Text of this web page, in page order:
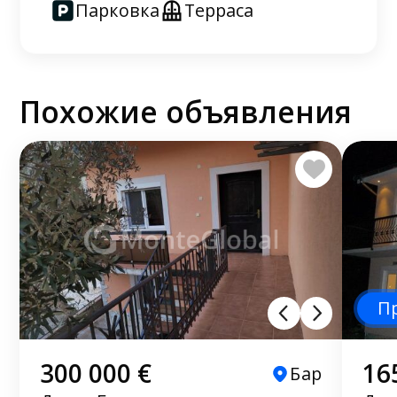
Парковка Терраса
Похожие объявления
300 000 €
Бар